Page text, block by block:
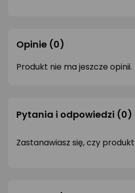
Opinie (0)
Produkt nie ma jeszcze opinii.
Pytania i odpowiedzi (0)
Zastanawiasz się, czy